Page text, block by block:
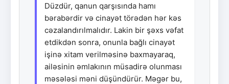
Düzdür, qanun qarşısında hamı
bərabərdir və cinayət törədən hər kəs
cəzalandırılmalıdır. Lakin bir şəxs vəfat
etdikdən sonra, onunla bağlı cinayət
işinə xitam verilməsinə baxmayaraq,
ailəsinin əmlakının müsadirə olunması
məsələsi məni düşündürür. Məgər bu,